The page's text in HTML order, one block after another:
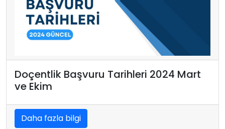
Doçentlik Başvuru Tarihleri 2024 Mart
ve Ekim
Daha fazla bilgi